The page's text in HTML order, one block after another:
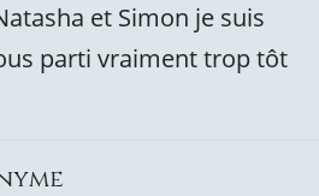
et Simon je suis
parti vraiment trop tôt